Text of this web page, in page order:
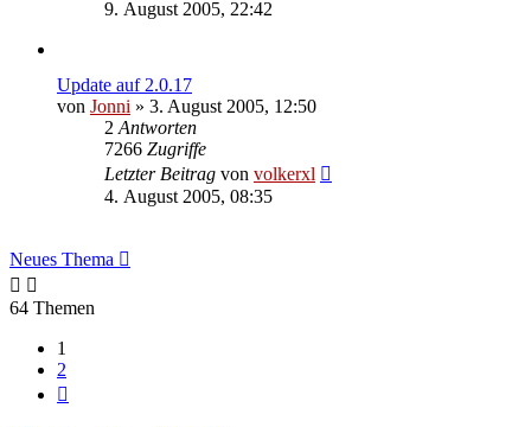
9. August 2005, 22:42
Update auf 2.0.17
von Jonni » 3. August 2005, 12:50
2 Antworten
7266 Zugriffe
Letzter Beitrag von volkerxl
4. August 2005, 08:35
Neues Thema
64 Themen
1
2